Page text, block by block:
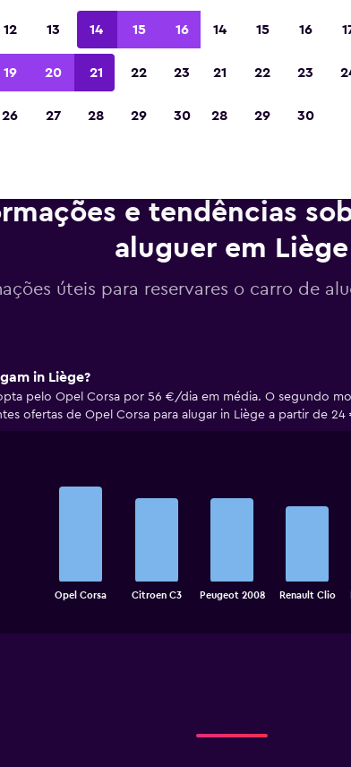
e tendências
aluguer em Liège
úteis para reservares o carro de
in Liège?
pelo Opel Corsa por 56 €/dia em média. O segundo
ofertas de Opel Corsa para alugar in Liège a partir de
chart
graphic.
Opel Corsa Citroen C3 Peugeot 2008 Renault Clio
12 13 14 15 16
19 20 21 22 23
26 27 28 29 30
14 15 16
21 22 23
28 29 30